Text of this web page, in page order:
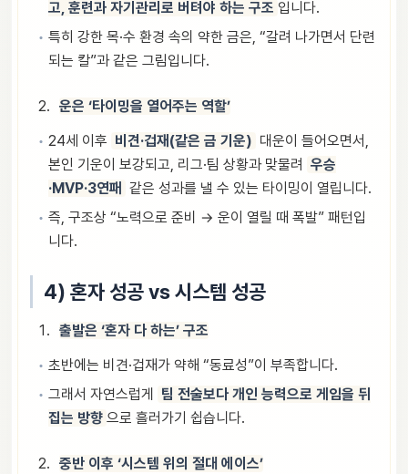
고, 훈련과 자기관리로 버텨야 하는 구조 입니다.
특히 강한 목·수 환경 속의 약한 금은, “갈려 나가면서 단련
되는 칼”과 같은 그림입니다.
운은 ‘타이밍을 열어주는 역할’
24세 이후 비견·겁재(같은 금 기운) 대운이 들어오면서,
본인 기운이 보강되고, 리그·팀 상황과 맞물려 우승
·MVP·3연패 같은 성과를 낼 수 있는 타이밍이 열립니다.
즉, 구조상 “노력으로 준비 → 운이 열릴 때 폭발” 패턴입
니다.
4) 혼자 성공 vs 시스템 성공
출발은 ‘혼자 다 하는’ 구조
초반에는 비견·겁재가 약해 “동료성”이 부족합니다.
그래서 자연스럽게
팀 전술보다 개인 능력으로 게임을 뒤
집는 방향 으로 흘러가기 쉽습니다.
중반 이후 ‘시스템 위의 절대 에이스’